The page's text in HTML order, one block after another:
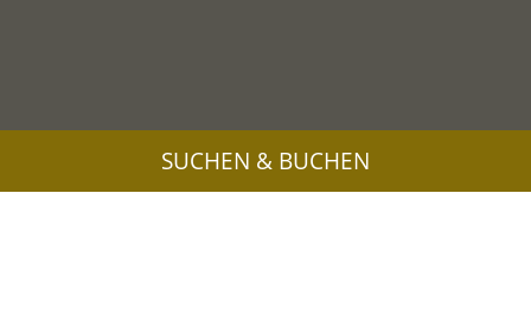
SUCHEN & BUCHEN